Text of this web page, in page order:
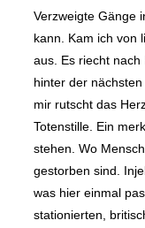
Verzweigte Gänge
kann. Kam ich von
aus. Es riecht nach
hinter der
mir rutscht das
Totenstille. Ein
stehen. Wo
gestorben sind.
was hier einmal
stationierten,